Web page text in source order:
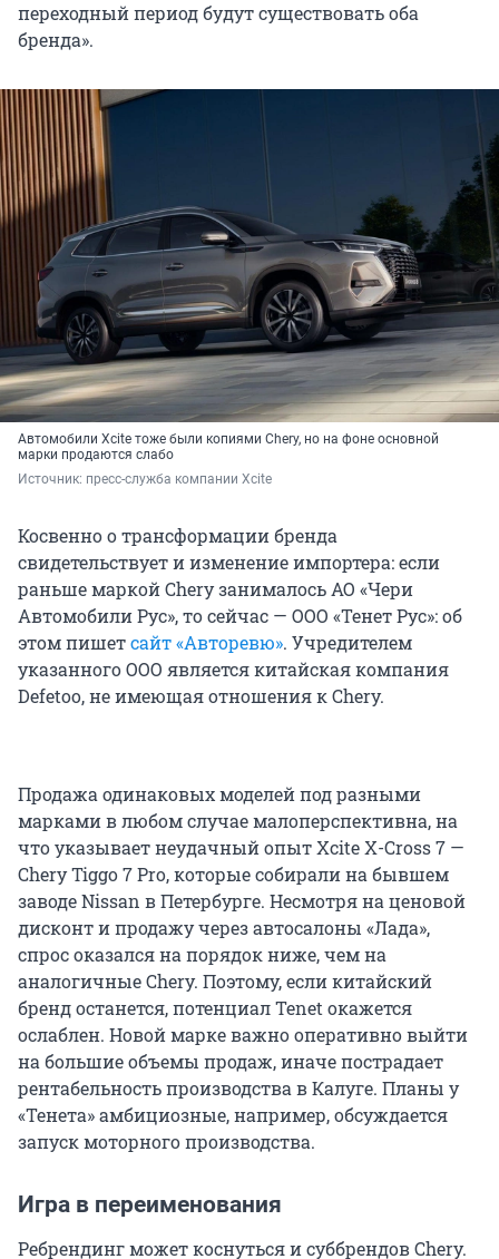
переходный период будут существовать оба
бренда».
Автомобили Xcite тоже были копиями Chery, но на фоне основной
марки продаются слабо
Источник: пресс-служба компании Xcite
Косвенно о трансформации бренда
свидетельствует и изменение импортера: если
раньше маркой Chery занималось АО «Чери
Автомобили Рус», то сейчас — ООО «Тенет Рус»: об
этом пишетсайт «Авторевю». Учредителем
указанного ООО является китайская компания
Defetoo, не имеющая отношения к Chery.
Продажа одинаковых моделей под разными
марками в любом случае малоперспективна, на
что указывает неудачный опыт Xcite X-Cross 7 —
Chery Tiggo 7 Pro, которые собирали на бывшем
заводе Nissan в Петербурге. Несмотря на ценовой
дисконт и продажу через автосалоны «Лада»,
спрос оказался на порядок ниже, чем на
аналогичные Chery. Поэтому, если китайский
бренд останется, потенциал Tenet окажется
ослаблен. Новой марке важно оперативно выйти
на большие объемы продаж, иначе пострадает
рентабельность производства в Калуге. Планы у
«Тенета» амбициозные, например, обсуждается
запуск моторного производства.
Игра в переименования
Ребрендинг может коснуться и суббрендов Chery.